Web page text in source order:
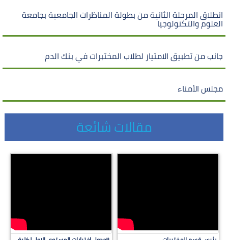
انطلاق المرحلة الثانية من بطولة المناظرات الجامعية بجامعة
العلوم والتكنولوجيا
جانب من تطبيق الامتياز لطلاب المختبرات في بنك الدم
مجلس الأمناء
مقالات شائعة